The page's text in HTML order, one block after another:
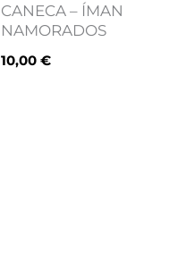
CANECA – ÍMAN
NAMORADOS
10,00 €